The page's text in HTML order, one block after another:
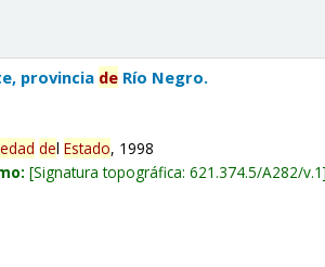
provincia de Río Negro.
delEstado, 1998
Signatura topográfica:621.374.5/A282/v.1